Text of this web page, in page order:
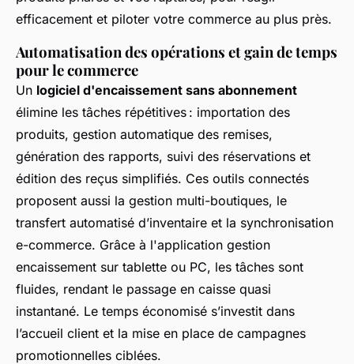
efficacement et piloter votre commerce au plus près.
Automatisation des opérations et gain de temps
pour le commerce
Un logiciel d'encaissement sans abonnement
élimine les tâches répétitives : importation des
produits, gestion automatique des remises,
génération des rapports, suivi des réservations et
édition des reçus simplifiés. Ces outils connectés
proposent aussi la gestion multi-boutiques, le
transfert automatisé d’inventaire et la synchronisation
e-commerce. Grâce à l'application gestion
encaissement sur tablette ou PC, les tâches sont
fluides, rendant le passage en caisse quasi
instantané. Le temps économisé s’investit dans
l’accueil client et la mise en place de campagnes
promotionnelles ciblées.